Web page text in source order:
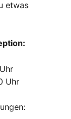
etwas
Uhr